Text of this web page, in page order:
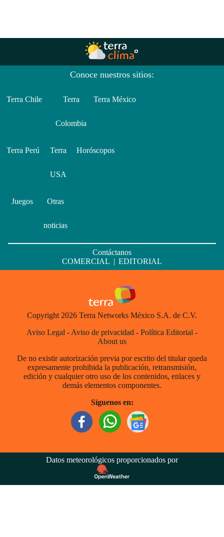
Conoce nuestros sitios:
Terra Chile Terra
Colombia
Terra México
Terra Perú Terra
USA
Horóscopos
Juegos Otras
noticias
Contáctanos
COMERCIAL | EDITORIAL
Copyright 2026 Terra Networks México S.A. de C.V.
Aviso Legal - Aviso de privacidad - Política Editorial -
About us
De no existir autorización previa por escrito del titular queda
expresamente prohibida la publicación, retransmisión,
edición y cualquier otro uso de los contenidos, enlaces y
demás elementos componentes.
Síguenos en:
Datos meteorológicos proporcionados por